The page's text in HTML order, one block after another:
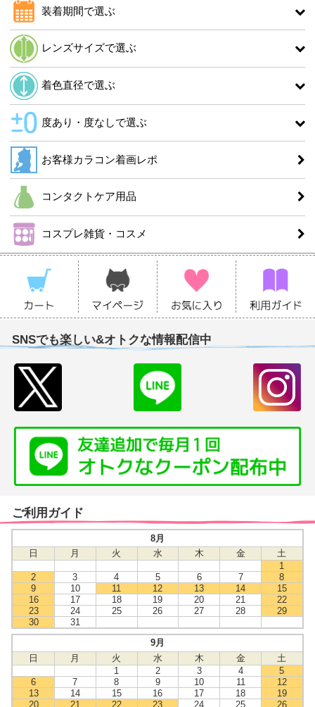
装着期間で選ぶ
レンズサイズで選ぶ
着色直径で選ぶ
度あり・度なしで選ぶ
お客様カラコン着画レポ
コンタクトケア用品
コスプレ雑貨・コスメ
SNSでも楽しい&オトクな情報配信中
ご利用ガイド
8月
日
月 火 水 木 金
土
1
2
3 4 5 6 7
8
9
10 11 12 13 14
15
16
17 18 19 20 21
22
23
24 25 26 27 28
29
30
31
9月
日
月 火 水 木 金
土
1
2 3 4
5
6
7 8 9 10 11
12
13
14 15 16 17 18
19
20
21 22 23 24 25 26